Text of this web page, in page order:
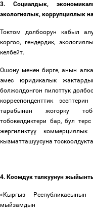
3. Социалдык,
экологиялык, коррупциялык
Токтом долбоорун кабыл
коргоо, гендердик,
келбейт.
Ошону менен бирге, анын
эмес юридикалык
болжолдонгон пилоттук
корреспонденттик
тарабынан жогорку
тобокелдиктери бар, бул
жергиликтүү коммерциялык
кызматташуусуна
4. Коомдук талкуунун
«Кыргыз
мыйзамдын